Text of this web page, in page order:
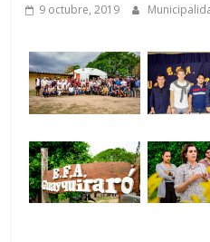
9 octubre, 2019